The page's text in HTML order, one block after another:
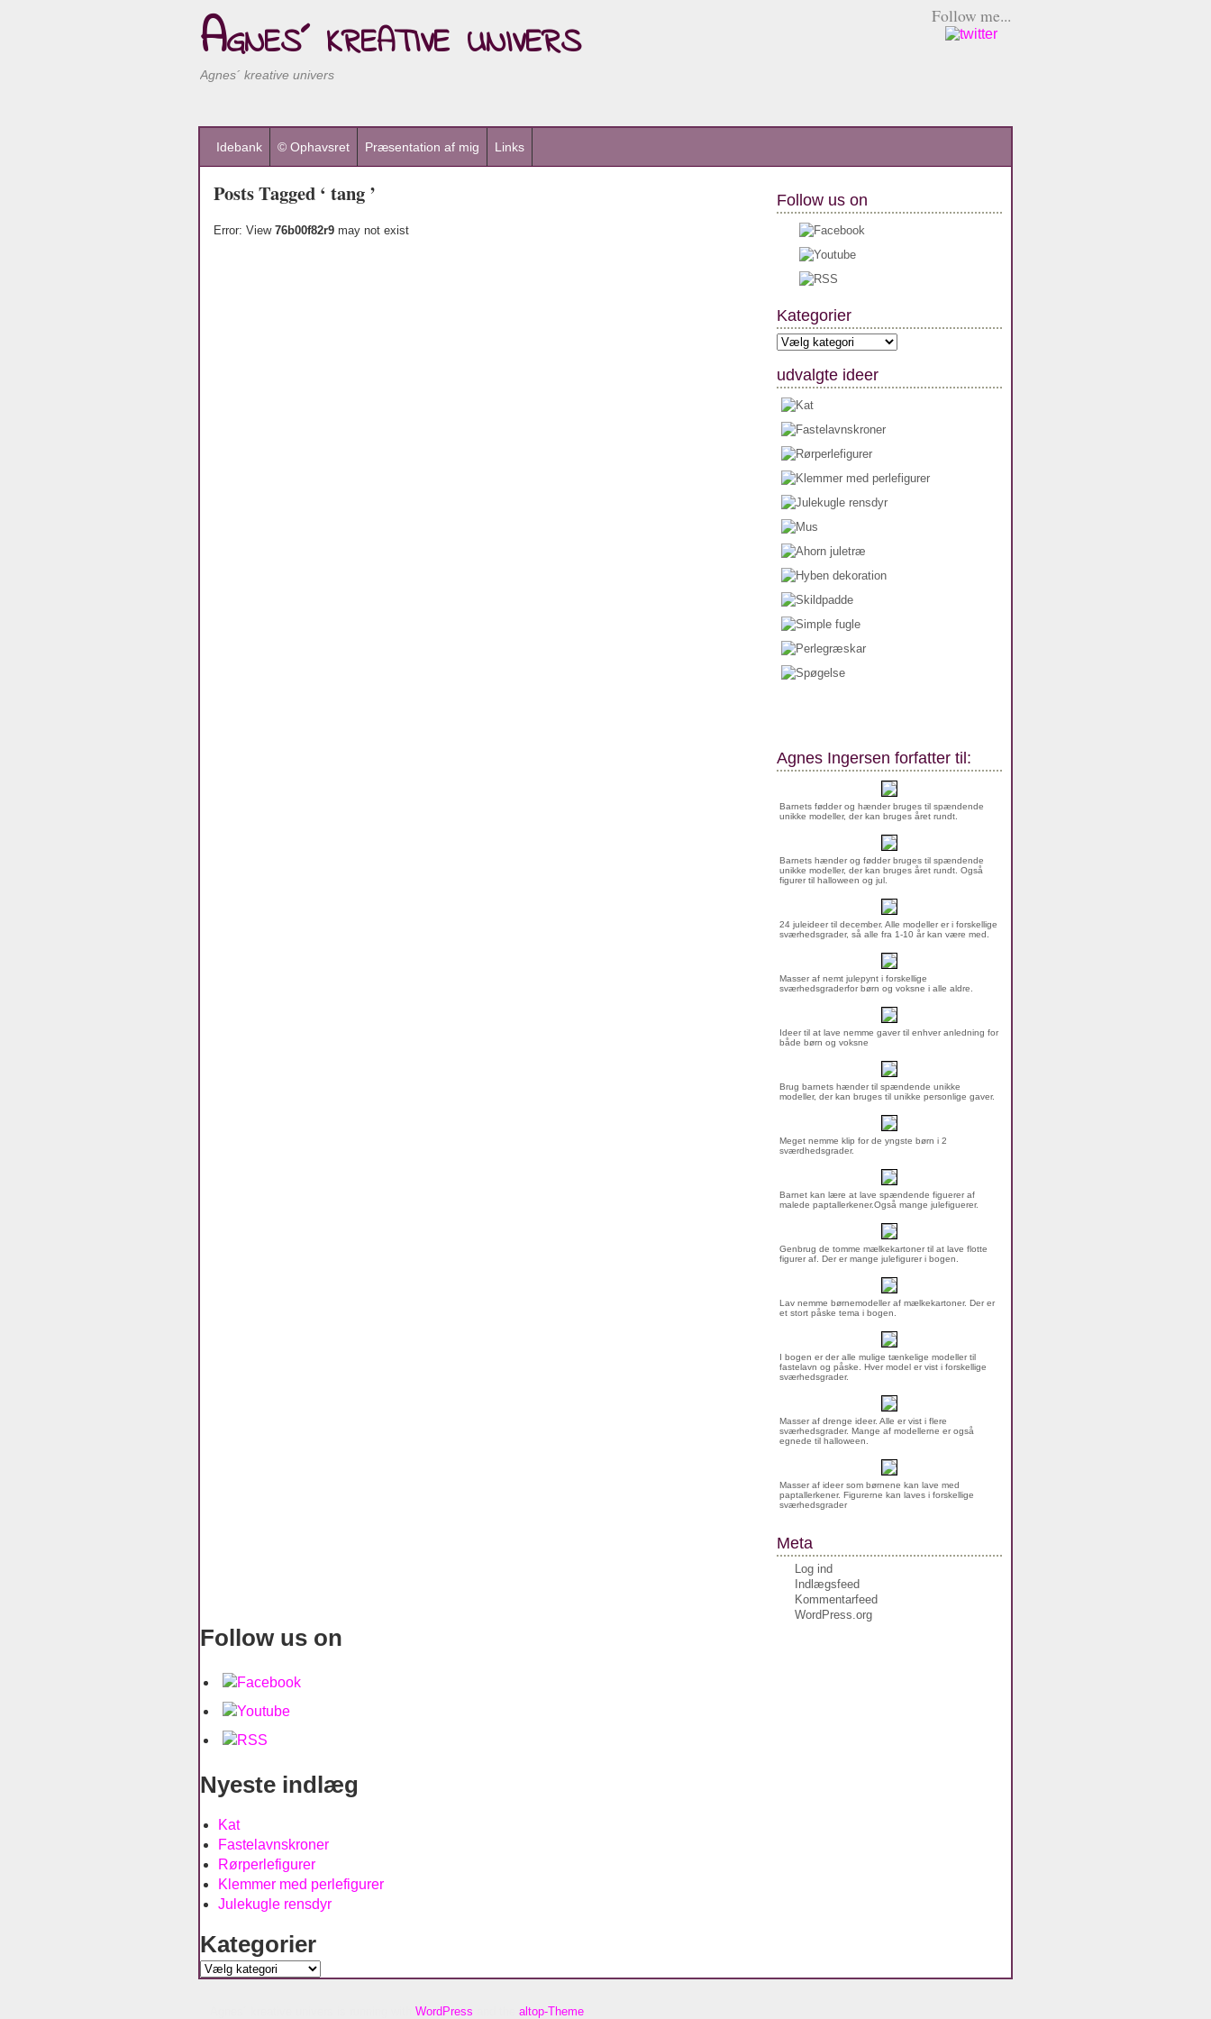
Follow me...
Agnes´ kreative univers
Agnes´ kreative univers
Idebank © Ophavsret Præsentation af mig Links
Posts Tagged ‘ tang ’
Error: View 76b00f82r9 may not exist
Follow us on
Kategorier
Kategorier
udvalgte ideer
Agnes Ingersen forfatter til:
Barnets fødder og hænder bruges til spændende
unikke modeller, der kan bruges året rundt.
Barnets hænder og fødder bruges til spændende
unikke modeller, der kan bruges året rundt. Også
figurer til halloween og jul.
24 juleideer til december. Alle modeller er i forskellige
sværhedsgrader, så alle fra 1-10 år kan være med.
Masser af nemt julepynt i forskellige
sværhedsgraderfor børn og voksne i alle aldre.
Ideer til at lave nemme gaver til enhver anledning for
både børn og voksne
Brug barnets hænder til spændende unikke
modeller, der kan bruges til unikke personlige gaver.
Meget nemme klip for de yngste børn i 2
sværdhedsgrader.
Barnet kan lære at lave spændende figuerer af
malede paptallerkener.Også mange julefiguerer.
Genbrug de tomme mælkekartoner til at lave flotte
figurer af. Der er mange julefigurer i bogen.
Lav nemme børnemodeller af mælkekartoner. Der er
et stort påske tema i bogen.
I bogen er der alle mulige tænkelige modeller til
fastelavn og påske. Hver model er vist i forskellige
sværhedsgrader.
Masser af drenge ideer. Alle er vist i flere
sværhedsgrader. Mange af modellerne er også
egnede til halloween.
Masser af ideer som børnene kan lave med
paptallerkener. Figurerne kan laves i forskellige
sværhedsgrader
Meta
Log ind
Indlægsfeed
Kommentarfeed
WordPress.org
Follow us on
Nyeste indlæg
Kat
Fastelavnskroner
Rørperlefigurer
Klemmer med perlefigurer
Julekugle rensdyr
Kategorier
Kategorier
WordPress altop-Theme